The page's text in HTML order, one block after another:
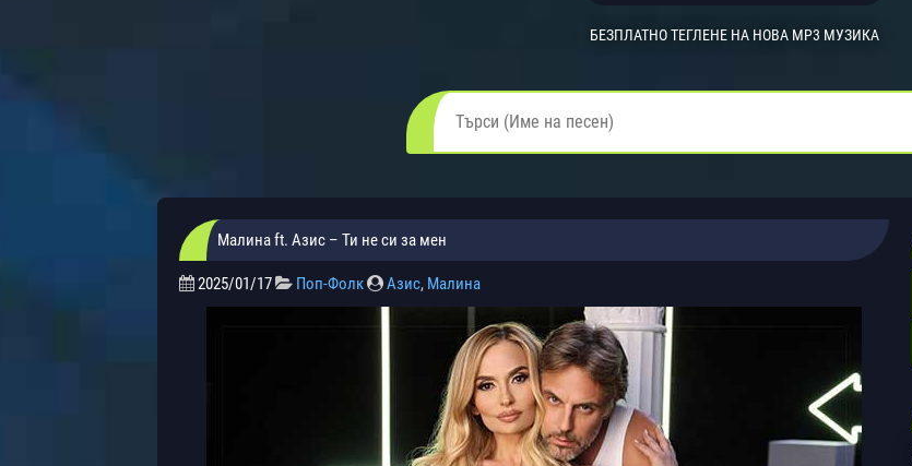
БЕЗПЛАТНО ТЕГЛЕНЕ НА НОВА MP3 МУЗИКА
Малина ft. Азис – Ти не си за мен
2025/01/17 Поп-Фолк Азис, Малина